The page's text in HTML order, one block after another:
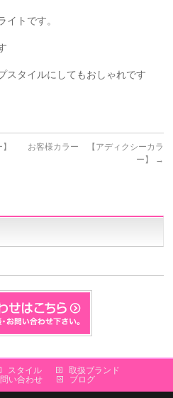
イトです。
スタイルにしてもおしゃれです
お客様カラー 【アディクシーカラ
ー】
→
スタイル
取扱ブランド
い合わせ ブログ